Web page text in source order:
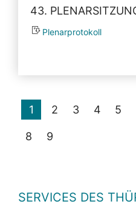
43.
Plenarprotokoll
1 2 3 4 5
8 9
SERVICES DES